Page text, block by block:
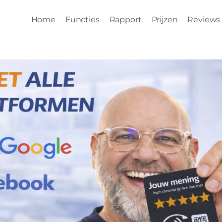
Home Functies Rapport Prijzen Reviews